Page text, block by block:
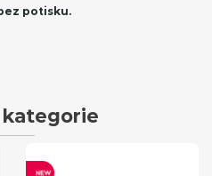
potisku.
kategorie